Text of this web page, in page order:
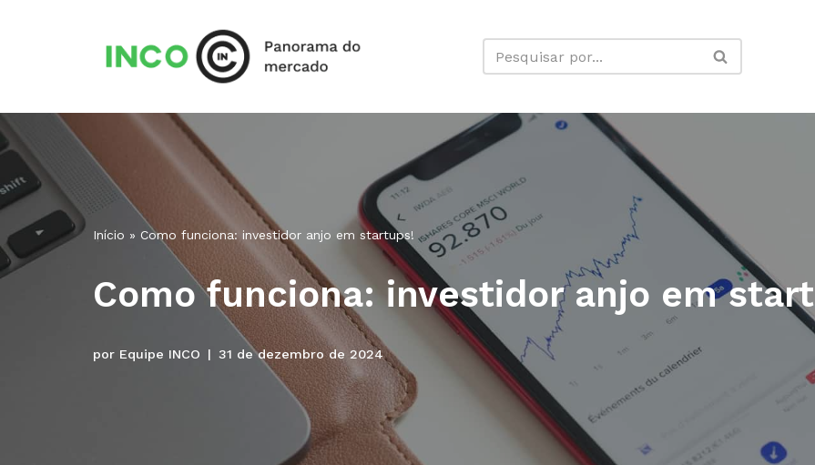
conteúdo
Início » Como funciona: investidor anjo em startups!
Como funciona: investidor anjo em
por Equipe INCO 31 de dezembro de 2024